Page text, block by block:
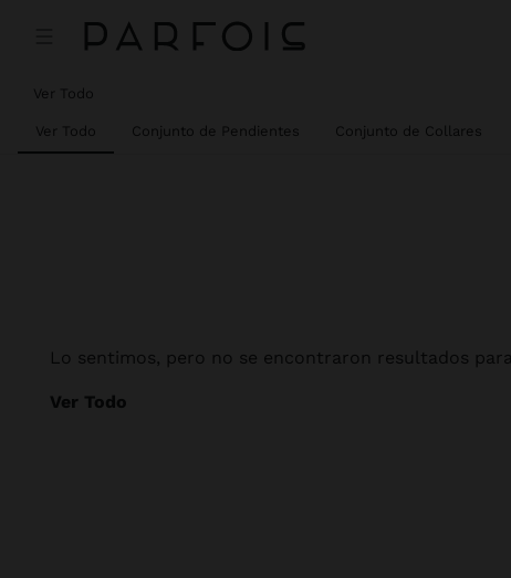
Ver Todo
Ver Todo Conjunto de Pendientes Conjunto de Collares
Lo sentimos, pero no se encontraron resultados para:
Ver Todo